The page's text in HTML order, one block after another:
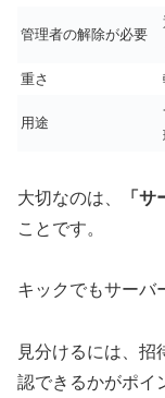
管理者の解除が必要
重さ
用途
大切なのは、
「
ことです。
キックでもサーバ
見分けるには、招
認できるかがポイ